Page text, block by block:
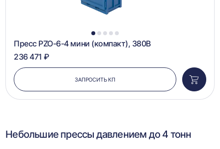
1 2 3 4 5
Пресс PZO-6-4 мини (компакт), 380В
236 471 ₽
ЗАПРОСИТЬ КП
в
Небольшие прессы давлением до 4 тонн